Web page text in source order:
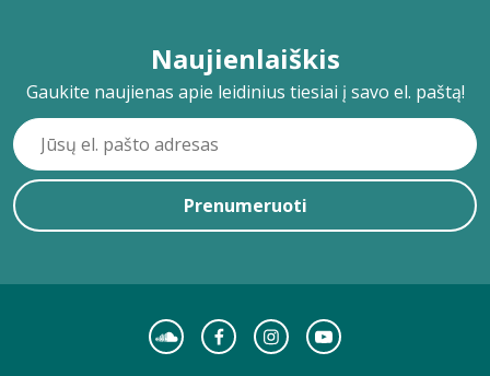
Naujienlaiškis
Gaukite naujienas apie leidinius tiesiai į savo el. paštą!
Prenumeruoti